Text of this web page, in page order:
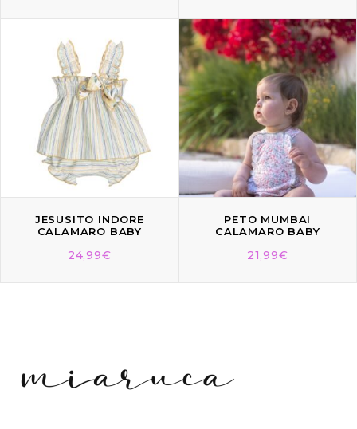
JESUSITO INDORE
CALAMARO BABY
24,99€
PETO MUMBAI
CALAMARO BABY
21,99€